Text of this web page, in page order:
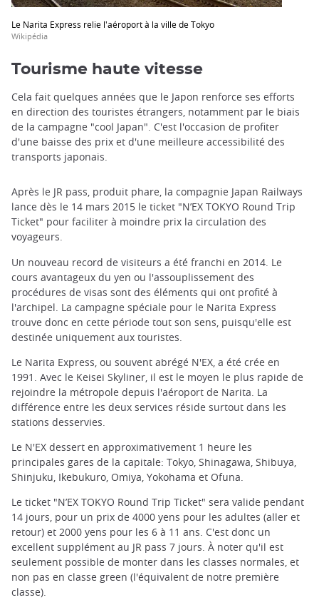
Le Narita Express relie l'aéroport à la ville de Tokyo
Wikipédia
Tourisme haute vitesse
Cela fait quelques années que le Japon renforce ses efforts
en direction des touristes étrangers, notamment par le biais
de la campagne "cool Japan". C'est l'occasion de profiter
d'une baisse des prix et d'une meilleure accessibilité des
transports japonais.
Après le JR pass, produit phare, la compagnie Japan Railways
lance dès le 14 mars 2015 le ticket "N’EX TOKYO Round Trip
Ticket" pour faciliter à moindre prix la circulation des
voyageurs.
Un nouveau record de visiteurs a été franchi en 2014. Le
cours avantageux du yen ou l'assouplissement des
procédures de visas sont des éléments qui ont profité à
l'archipel. La campagne spéciale pour le Narita Express
trouve donc en cette période tout son sens, puisqu'elle est
destinée uniquement aux touristes.
Le Narita Express, ou souvent abrégé N'EX, a été crée en
1991. Avec le Keisei Skyliner, il est le moyen le plus rapide de
rejoindre la métropole depuis l'aéroport de Narita. La
différence entre les deux services réside surtout dans les
stations desservies.
Le N'EX dessert en approximativement 1 heure les
principales gares de la capitale: Tokyo, Shinagawa, Shibuya,
Shinjuku, Ikebukuro, Omiya, Yokohama et Ofuna.
Le ticket "N’EX TOKYO Round Trip Ticket" sera valide pendant
14 jours, pour un prix de 4000 yens pour les adultes (aller et
retour) et 2000 yens pour les 6 à 11 ans. C'est donc un
excellent supplément au JR pass 7 jours. À noter qu'il est
seulement possible de monter dans les classes normales, et
non pas en classe green (l'équivalent de notre première
classe).